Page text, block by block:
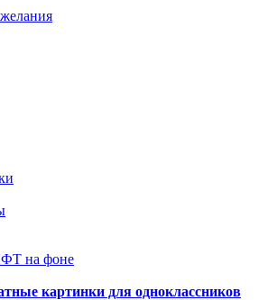
на фоне
картинки для одноклассников